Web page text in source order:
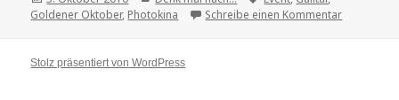
am
Goldener Oktober, Photokina Schreibe einen Kommentar
Stolz präsentiert von WordPress